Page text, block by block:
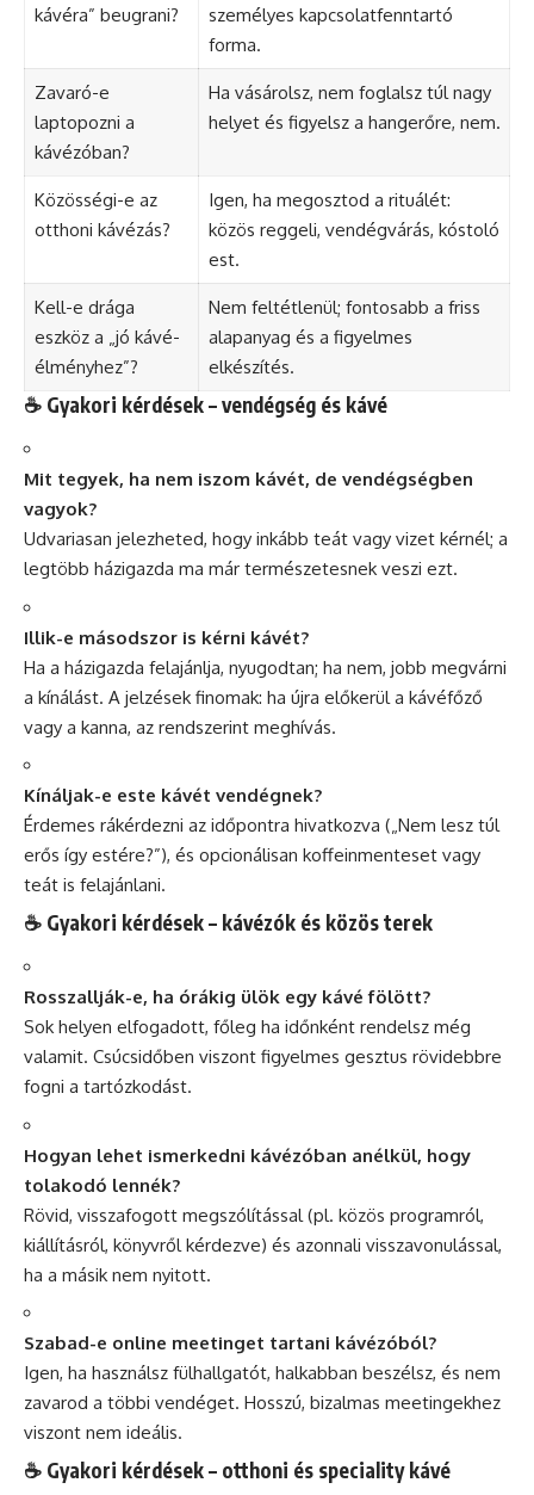
kávéra” beugrani?
személyes kapcsolatfenntartó
forma.
Zavaró-e
laptopozni a
kávézóban?
Ha vásárolsz, nem foglalsz túl nagy
helyet és figyelsz a hangerőre, nem.
Közösségi-e az
otthoni kávézás?
Igen, ha megosztod a rituálét:
közös reggeli, vendégvárás, kóstoló
est.
Kell-e drága
eszköz a „jó kávé-
élményhez”?
Nem feltétlenül; fontosabb a friss
alapanyag és a figyelmes
elkészítés.
☕ Gyakori kérdések – vendégség és kávé
Mit tegyek, ha nem iszom kávét, de vendégségben
vagyok?
Udvariasan jelezheted, hogy inkább teát vagy vizet kérnél; a
legtöbb házigazda ma már természetesnek veszi ezt.
Illik-e másodszor is kérni kávét?
Ha a házigazda felajánlja, nyugodtan; ha nem, jobb megvárni
a kínálást. A jelzések finomak: ha újra előkerül a kávéfőző
vagy a kanna, az rendszerint meghívás.
Kínáljak-e este kávét vendégnek?
Érdemes rákérdezni az időpontra hivatkozva („Nem lesz túl
erős így estére?”), és opcionálisan koffeinmenteset vagy
teát is felajánlani.
☕ Gyakori kérdések – kávézók és közös terek
Rosszallják-e, ha órákig ülök egy kávé fölött?
Sok helyen elfogadott, főleg ha időnként rendelsz még
valamit. Csúcsidőben viszont figyelmes gesztus rövidebbre
fogni a tartózkodást.
Hogyan lehet ismerkedni kávézóban anélkül, hogy
tolakodó lennék?
Rövid, visszafogott megszólítással (pl. közös programról,
kiállításról, könyvről kérdezve) és azonnali visszavonulással,
ha a másik nem nyitott.
Szabad-e online meetinget tartani kávézóból?
Igen, ha használsz fülhallgatót, halkabban beszélsz, és nem
zavarod a többi vendéget. Hosszú, bizalmas meetingekhez
viszont nem ideális.
☕ Gyakori kérdések – otthoni és speciality kávé